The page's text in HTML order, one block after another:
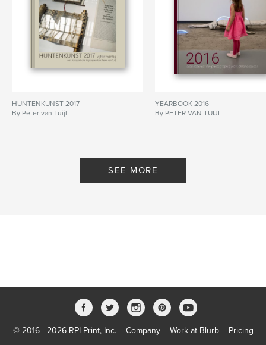
HUNTENKUNST 2017
By Peter van Tuijl
YEARBOOK 2016
By PETER VAN TUIJL
SEE MORE
© 2016 - 2026 RPI Print, Inc. Company Work at Blurb
Pricing